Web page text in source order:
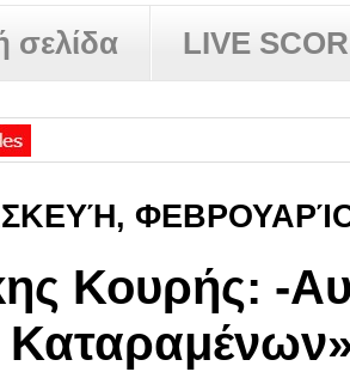
σελίδα LIVE
Κουρής: -